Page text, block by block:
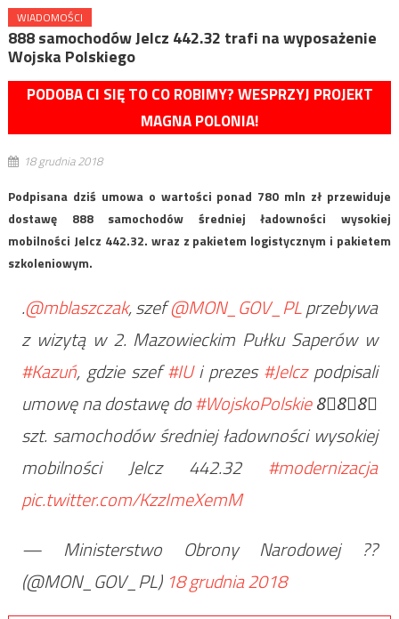
WIADOMOŚCI
888 samochodów Jelcz 442.32 trafi na wyposażenie
Wojska Polskiego
PODOBA CI SIĘ TO CO ROBIMY? WESPRZYJ PROJEKT
MAGNA POLONIA!
18 grudnia 2018
Podpisana dziś umowa o wartości ponad 780 mln zł przewiduje
dostawę 888 samochodów średniej ładowności wysokiej
mobilności Jelcz 442.32. wraz z pakietem logistycznym i pakietem
szkoleniowym.
.@mblaszczak, szef@MON_GOV_PLprzebywa
z wizytą w 2. Mazowieckim Pułku Saperów w
#Kazuń, gdzie szef#IUi prezes#Jelczpodpisali
umowę na dostawę do#WojskoPolskie8⃣8⃣8⃣
szt. samochodów średniej ładowności wysokiej
mobilności Jelcz 442.32 #modernizacja
pic.twitter.com/KzzImeXemM
— Ministerstwo Obrony Narodowej ??
(@MON_GOV_PL) 18 grudnia 2018